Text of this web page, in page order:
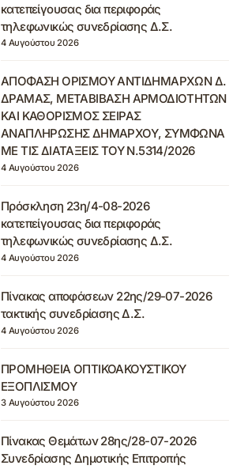
κατεπείγουσας δια περιφοράς
τηλεφωνικώς συνεδρίασης Δ.Σ.
4 Αυγούστου 2026
ΑΠΟΦΑΣΗ ΟΡΙΣΜΟΥ ΑΝΤΙΔΗΜΑΡΧΩΝ Δ.
ΔΡΑΜΑΣ, ΜΕΤΑΒΙΒΑΣΗ ΑΡΜΟΔΙΟΤΗΤΩΝ
ΚΑΙ ΚΑΘΟΡΙΣΜΟΣ ΣΕΙΡΑΣ
ΑΝΑΠΛΗΡΩΣΗΣ ΔΗΜΑΡΧΟΥ, ΣΥΜΦΩΝΑ
ΜΕ ΤΙΣ ΔΙΑΤΑΞΕΙΣ ΤΟΥ Ν.5314/2026
4 Αυγούστου 2026
Πρόσκληση 23η/4-08-2026
κατεπείγουσας δια περιφοράς
τηλεφωνικώς συνεδρίασης Δ.Σ.
4 Αυγούστου 2026
Πίνακας αποφάσεων 22ης/29-07-2026
τακτικής συνεδρίασης Δ.Σ.
4 Αυγούστου 2026
ΠΡΟΜΗΘΕΙΑ ΟΠΤΙΚΟΑΚΟΥΣΤΙΚΟΥ
ΕΞΟΠΛΙΣΜΟΥ
3 Αυγούστου 2026
Πίνακας Θεμάτων 28ης/28-07-2026
Συνεδρίασης Δημοτικής Επιτροπής